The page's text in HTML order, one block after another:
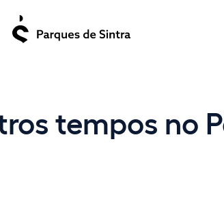
tempos no